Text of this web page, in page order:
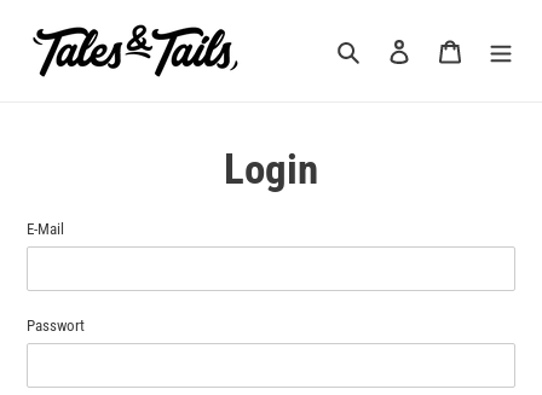
Suchen Einloggen Warenkorb
Login
E-Mail
Passwort